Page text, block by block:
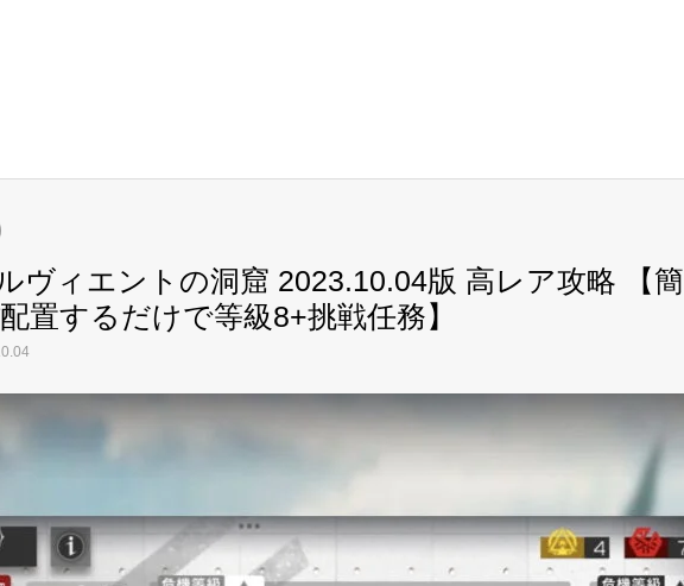
ヴィエントの洞窟 2023.10.04版 高レア攻略 【簡
置するだけで等級8+挑戦任務】